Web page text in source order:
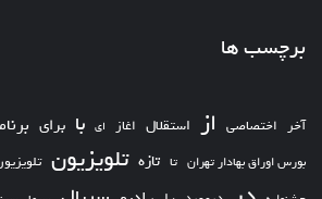
برچسب ها
آخر اختصاصی از استقلال اغاز ای با برای
بورس اوراق بهادار تهران تا تازه تلویزیون